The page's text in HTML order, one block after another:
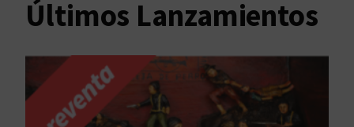
Últimos Lanzamientos